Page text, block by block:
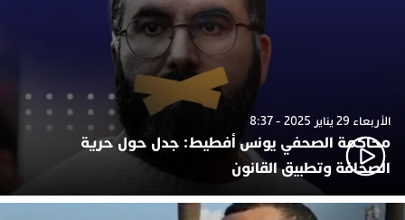
الأربعاء 29 يناير 2025 - 8:37
محاكمة الصحفي يونس أفطيط: جدل حول حرية
الصحافة وتطبيق القانون